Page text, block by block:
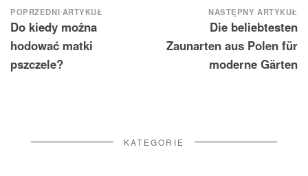
Nawigacja
wpisu
POPRZEDNI ARTYKUŁ
Do kiedy można
hodować matki
pszczele?
NASTĘPNY ARTYKUŁ
Die beliebtesten
Zaunarten aus Polen für
moderne Gärten
KATEGORIE